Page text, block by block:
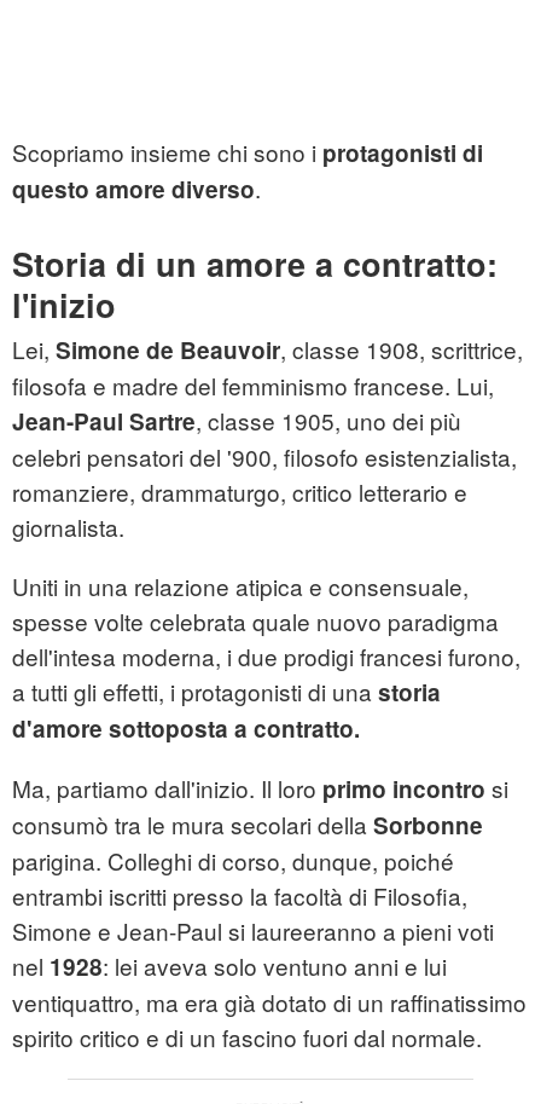
Scopriamo insieme chi sono i protagonisti di
questo amore diverso.
Storia di un amore a contratto:
l'inizio
Lei, Simone de Beauvoir, classe 1908, scrittrice,
filosofa e madre del femminismo francese. Lui,
Jean-Paul Sartre, classe 1905, uno dei più
celebri pensatori del '900, filosofo esistenzialista,
romanziere, drammaturgo, critico letterario e
giornalista.
Uniti in una relazione atipica e consensuale,
spesse volte celebrata quale nuovo paradigma
dell'intesa moderna, i due prodigi francesi furono,
a tutti gli effetti, i protagonisti di una storia
d'amore sottoposta a contratto.
Ma, partiamo dall'inizio. Il loro primo incontro si
consumò tra le mura secolari della Sorbonne
parigina. Colleghi di corso, dunque, poiché
entrambi iscritti presso la facoltà di Filosofia,
Simone e Jean-Paul si laureeranno a pieni voti
nel 1928: lei aveva solo ventuno anni e lui
ventiquattro, ma era già dotato di un raffinatissimo
spirito critico e di un fascino fuori dal normale.